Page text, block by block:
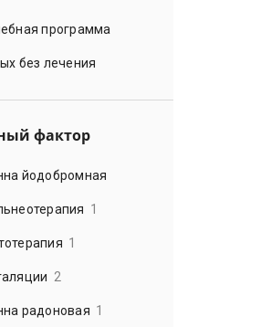
программа
без лечения
фактор
йодобромная
1
1
2
радоновая 1